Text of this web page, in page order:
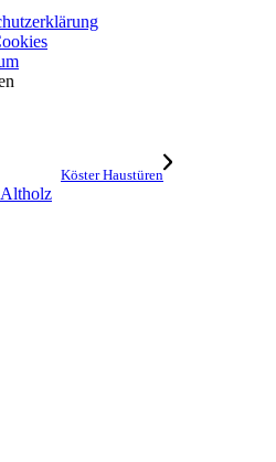
Köster Haustüren